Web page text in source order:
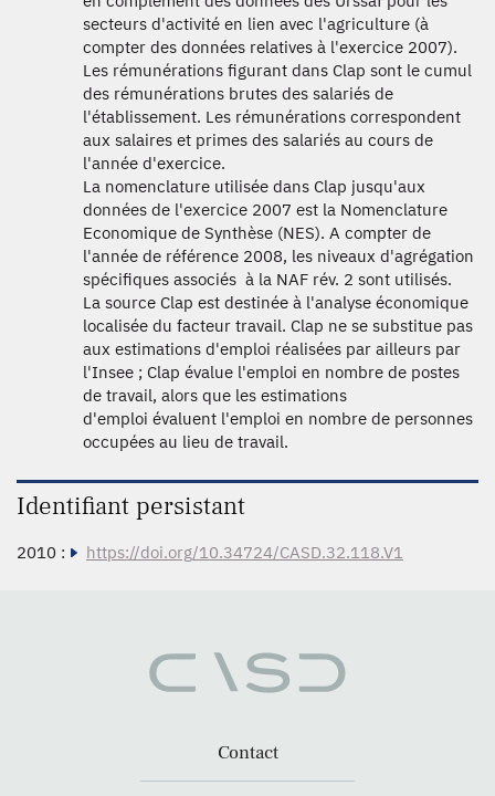
secteurs d'activité en lien avec l'agriculture (à
compter des données relatives à l'exercice 2007).
Les rémunérations figurant dans Clap sont le cumul
des rémunérations brutes des salariés de
l'établissement. Les rémunérations correspondent
aux salaires et primes des salariés au cours de
l'année d'exercice.
La nomenclature utilisée dans Clap jusqu'aux
données de l'exercice 2007 est la Nomenclature
Economique de Synthèse (NES). A compter de
l'année de référence 2008, les niveaux d'agrégation
spécifiques associés à la NAF rév. 2 sont utilisés.
La source Clap est destinée à l'analyse économique
localisée du facteur travail. Clap ne se substitue pas
aux estimations d'emploi réalisées par ailleurs par
l'Insee ; Clap évalue l'emploi en nombre de postes
de travail, alors que les estimations
d'emploi évaluent l'emploi en nombre de personnes
occupées au lieu de travail.
Identifiant persistant
2010 : https://doi.org/10.34724/CASD.32.118.V1
Contact